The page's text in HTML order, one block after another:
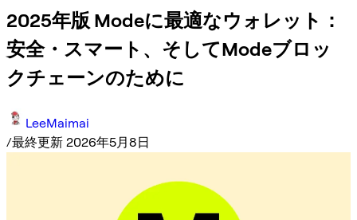
2025年版 Modeに最適なウォレット：
安全・スマート、そしてModeブロッ
クチェーンのために
LeeMaimai
/最終更新 2026年5月8日